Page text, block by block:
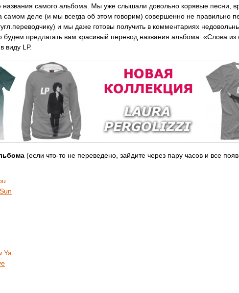
названия самого альбома. Мы уже слышали довольно корявые песни,
самом деле (и мы всегда об этом говорим) совершенно не правильно
и мы даже готовы получить в комментариях
будем предлагать вам красивый перевод названия альбома: «Слова из
виду LP.
(если что-то не переведено, зайдите через пару часов и все
Ya